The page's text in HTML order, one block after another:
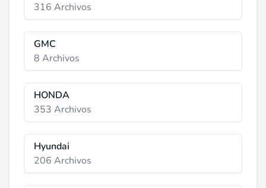
316 Archivos
GMC
8 Archivos
HONDA
353 Archivos
Hyundai
206 Archivos